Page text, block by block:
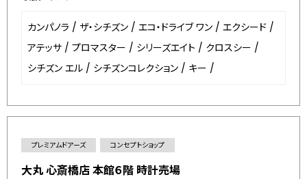
カンパノラ / ザ・シチズン / エコ・ドライブ ワン / エクシード /
アテッサ / プロマスター / シリーズエイト / クロスシー /
シチズン エル / シチズンコレクション / キー /
プレミアムドアーズ コンセプトショップ
大丸 心斎橋店 本館６階 時計売場